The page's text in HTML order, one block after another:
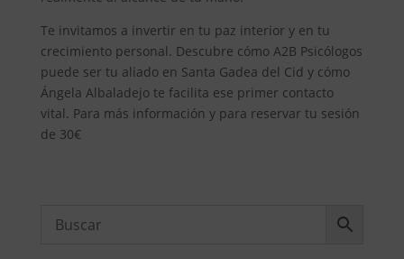
Te invitamos a invertir en tu paz interior y en tu
crecimiento personal. Descubre cómo A2B Psicólogos
puede ser tu aliado en Santa Gadea del Cid y cómo
Ángela Albaladejo te facilita ese primer contacto
vital. Para más información y para reservar tu sesión
de 30€